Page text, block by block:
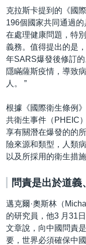
克拉斯卡提到的《國
196個國家共同通過
在處理健康問題，特
義務。值得提出的是
年SARS爆發後修訂
隱瞞薩斯疫情，導致
人。 ”
根據《國際衛生條例
共衛生事件（PHEIC
享有關潛在爆發的的
險來源和類型，人類
以及所採用的衛生措
問責是出於道
邁克爾·奧斯林（
的研究員，他3 月31
文章說，向中國問責
要，世界必須確保中